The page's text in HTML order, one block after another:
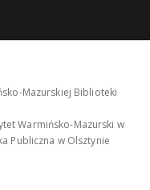
Mazurskiej Biblioteki
Warmińsko-Mazurski w
Publiczna w Olsztynie